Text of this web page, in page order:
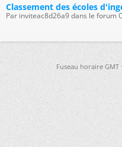
Classement des écoles
Par inviteac8d26a9 dans le forum
Fuseau horaire